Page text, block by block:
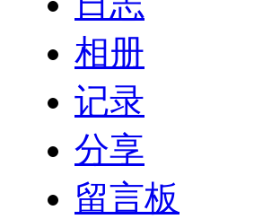
相册
记录
分享
留言板